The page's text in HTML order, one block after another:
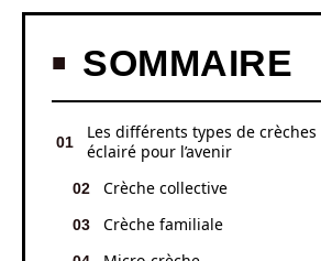
SOMMAIRE
Les différents types de crèches
éclairé pour l’avenir
Crèche collective
Crèche familiale